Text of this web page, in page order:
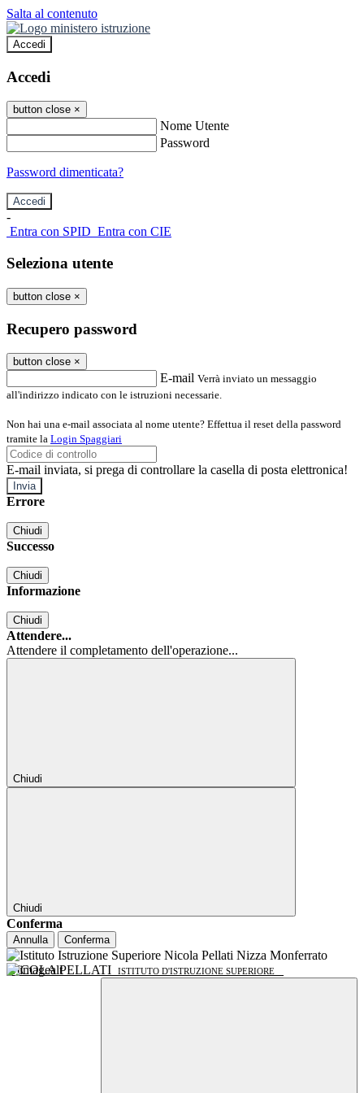
Salta al contenuto
Accedi
Accedi
button close ×
Nome Utente
Password
Password dimenticata?
-
Entra con SPID Entra con CIE
Seleziona utente
button close ×
Recupero password
button close ×
E-mail Verrà inviato un messaggio
all'indirizzo indicato con le istruzioni necessarie.
Non hai una e-mail associata al nome utente? Effettua il reset della password
tramite la Login Spaggiari
E-mail inviata, si prega di controllare la casella di posta elettronica!
Errore
Chiudi
Successo
Chiudi
Informazione
Chiudi
Attendere...
Attendere il completamento dell'operazione...
Chiudi
Chiudi
Conferma
Annulla Conferma
NICOLA PELLATI ISTITUTO D'ISTRUZIONE SUPERIORE